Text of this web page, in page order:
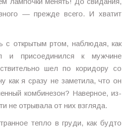
— прежде всего. И хватит
с открытым ртом, наблюдая, как
и присоединился к мужчине
шел по коридору со
как я сразу не заметила, что он
комбинезон? Наверное, из-
не отрывала от них взгляда.
тепло в груди, как будто